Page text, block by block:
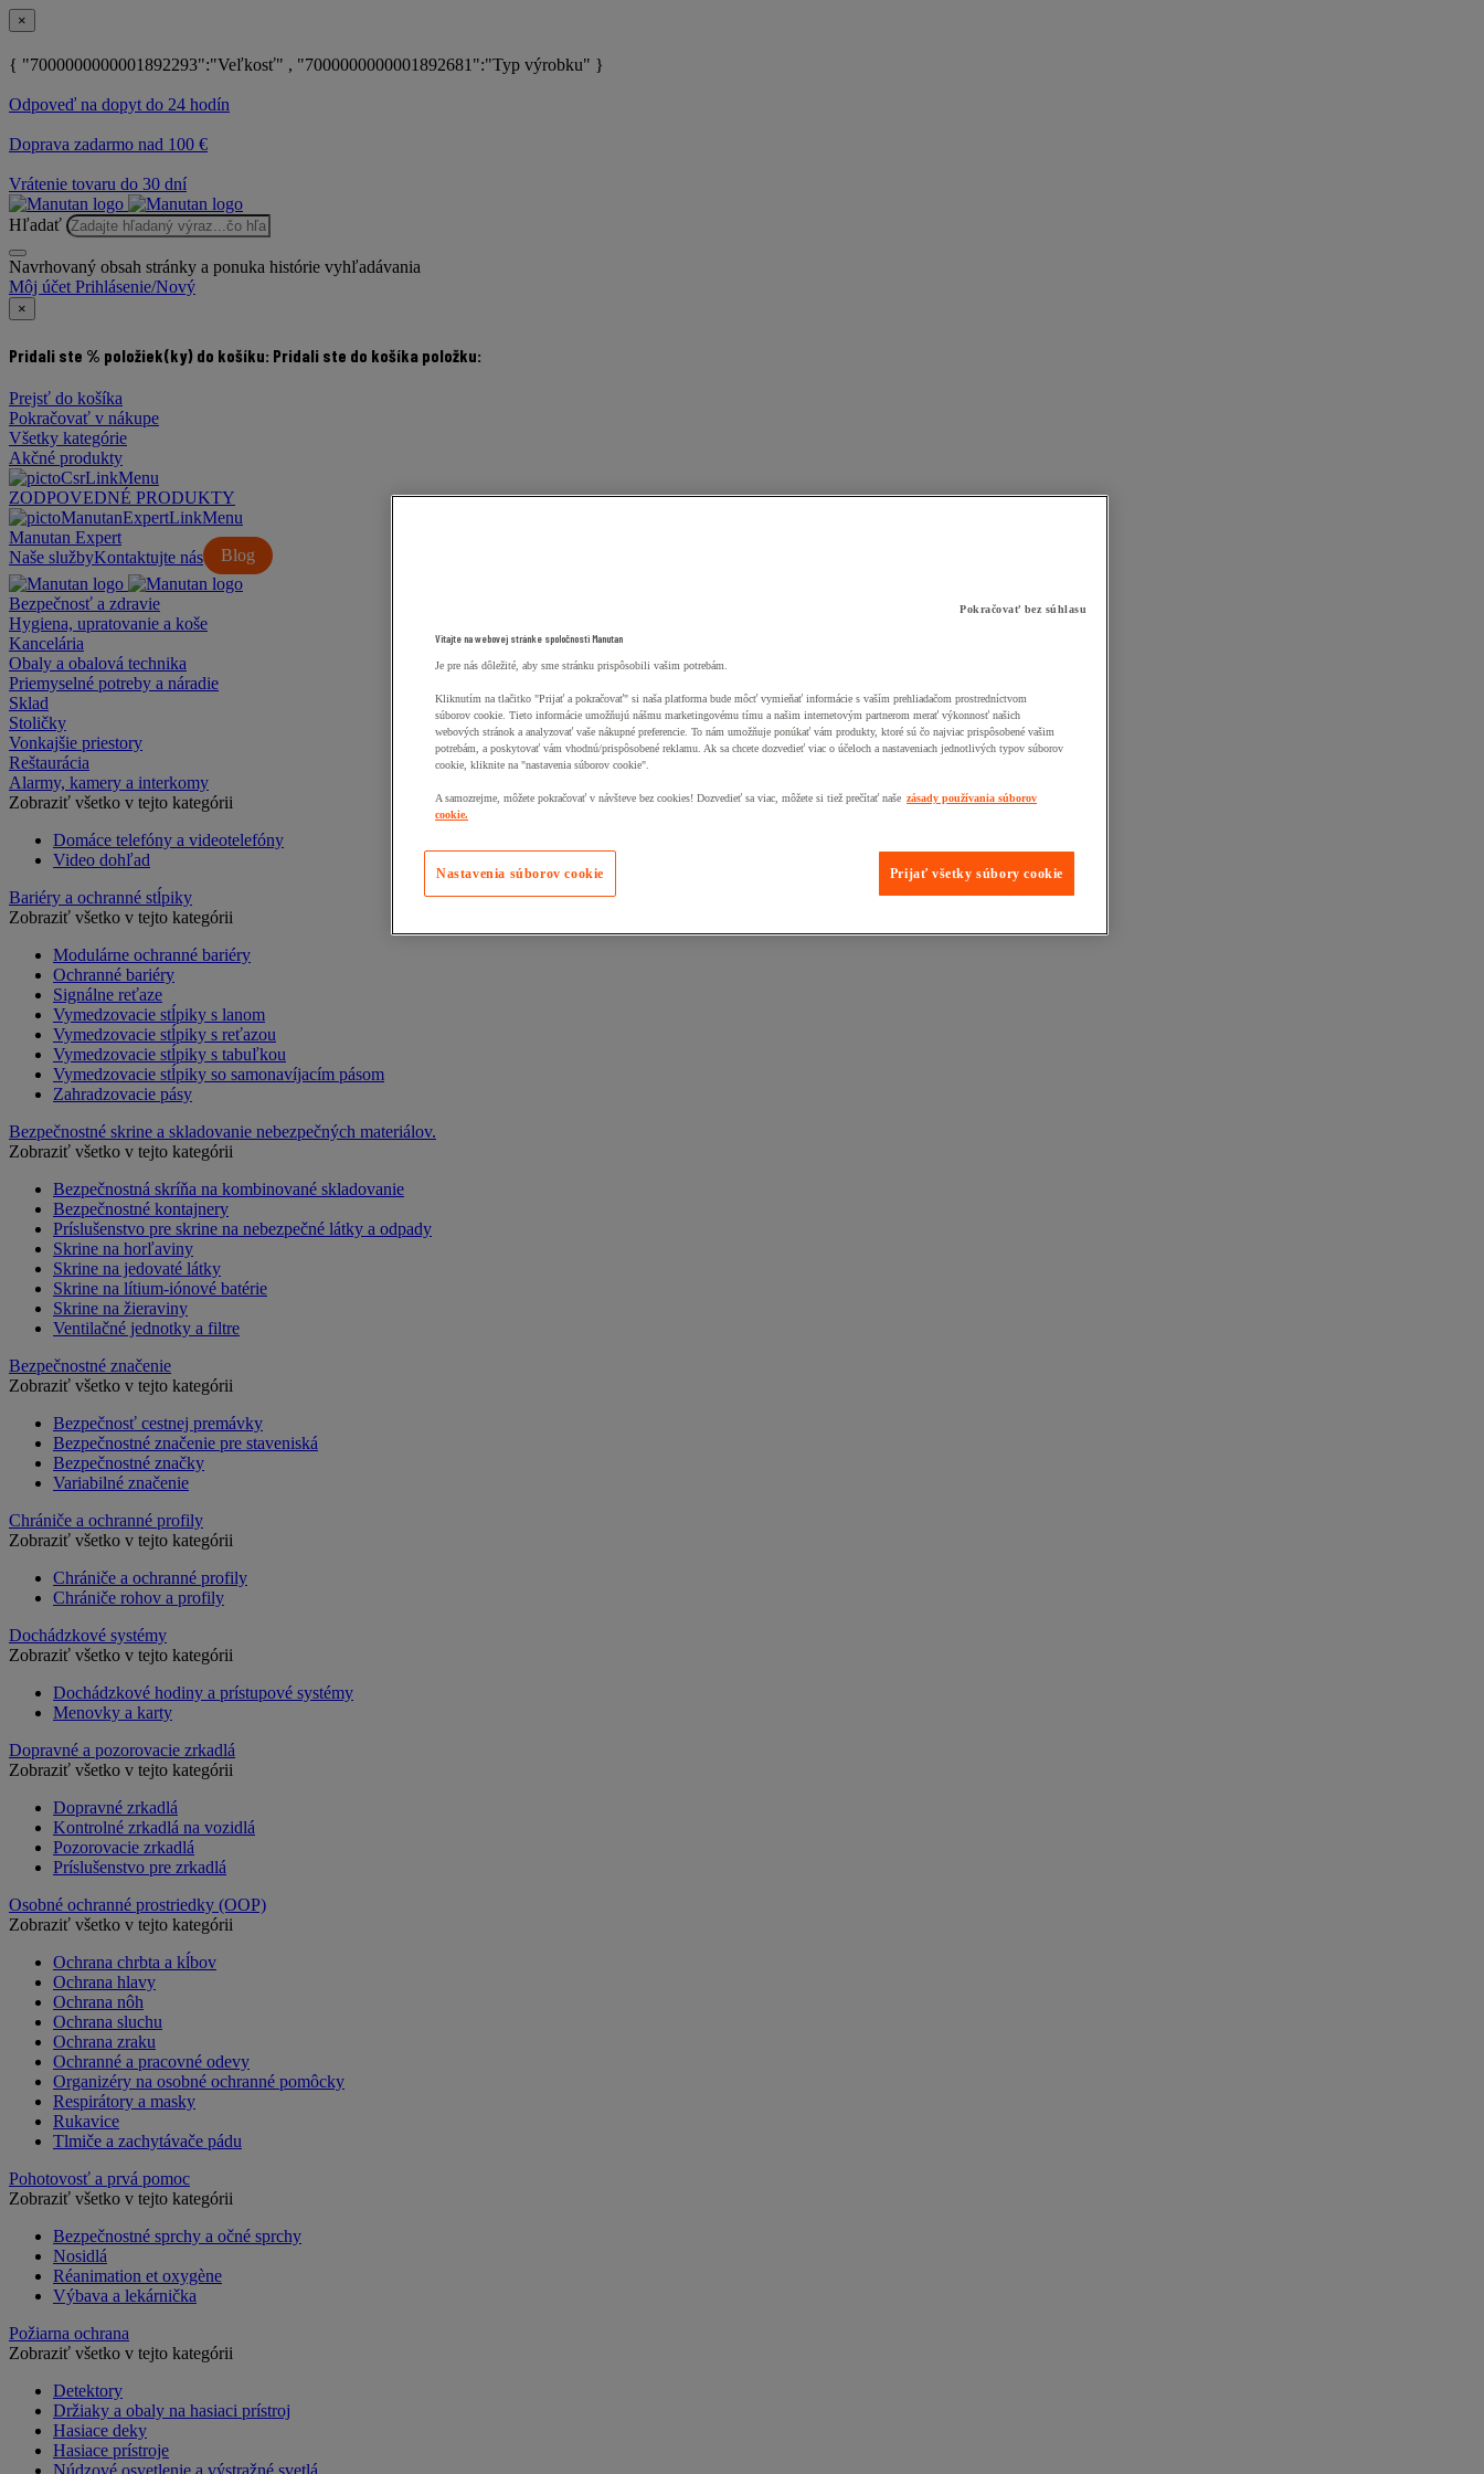
×
{ "7000000000001892293":"Veľkosť" , "7000000000001892681":"Typ výrobku" }
Odpoveď na dopyt do 24 hodín
Doprava zadarmo nad 100 €
Vrátenie tovaru do 30 dní
Hľadať
Navrhovaný obsah stránky a ponuka histórie vyhľadávania
Môj účet Prihlásenie/Nový
×
Pridali ste % položiek(ky) do košíku: Pridali ste do košíka položku:
Prejsť do košíka
Pokračovať v nákupe
Všetky kategórie
Akčné produkty
ZODPOVEDNÉ PRODUKTY
Manutan Expert
Naše služby
Blog
Kontaktujte nás
Bezpečnosť a zdravie
Hygiena, upratovanie a koše
Kancelária
Obaly a obalová technika
Priemyselné potreby a náradie
Sklad
Stoličky
Vonkajšie priestory
Reštaurácia
Alarmy, kamery a interkomy
Zobraziť všetko v tejto kategórii
Domáce telefóny a videotelefóny
Video dohľad
Bariéry a ochranné stĺpiky
Zobraziť všetko v tejto kategórii
Modulárne ochranné bariéry
Ochranné bariéry
Signálne reťaze
Vymedzovacie stĺpiky s lanom
Vymedzovacie stĺpiky s reťazou
Vymedzovacie stĺpiky s tabuľkou
Vymedzovacie stĺpiky so samonavíjacím pásom
Zahradzovacie pásy
Bezpečnostné skrine a skladovanie nebezpečných materiálov.
Zobraziť všetko v tejto kategórii
Bezpečnostná skríňa na kombinované skladovanie
Bezpečnostné kontajnery
Príslušenstvo pre skrine na nebezpečné látky a odpady
Skrine na horľaviny
Skrine na jedovaté látky
Skrine na lítium-iónové batérie
Skrine na žieraviny
Ventilačné jednotky a filtre
Bezpečnostné značenie
Zobraziť všetko v tejto kategórii
Bezpečnosť cestnej premávky
Bezpečnostné značenie pre staveniská
Bezpečnostné značky
Variabilné značenie
Chrániče a ochranné profily
Zobraziť všetko v tejto kategórii
Chrániče a ochranné profily
Chrániče rohov a profily
Dochádzkové systémy
Zobraziť všetko v tejto kategórii
Dochádzkové hodiny a prístupové systémy
Menovky a karty
Dopravné a pozorovacie zrkadlá
Zobraziť všetko v tejto kategórii
Dopravné zrkadlá
Kontrolné zrkadlá na vozidlá
Pozorovacie zrkadlá
Príslušenstvo pre zrkadlá
Osobné ochranné prostriedky (OOP)
Zobraziť všetko v tejto kategórii
Ochrana chrbta a kĺbov
Ochrana hlavy
Ochrana nôh
Ochrana sluchu
Ochrana zraku
Ochranné a pracovné odevy
Organizéry na osobné ochranné pomôcky
Respirátory a masky
Rukavice
Tlmiče a zachytávače pádu
Pohotovosť a prvá pomoc
Zobraziť všetko v tejto kategórii
Bezpečnostné sprchy a očné sprchy
Nosidlá
Réanimation et oxygène
Výbava a lekárnička
Požiarna ochrana
Zobraziť všetko v tejto kategórii
Detektory
Držiaky a obaly na hasiaci prístroj
Hasiace deky
Hasiace prístroje
Pokračovať bez súhlasu
Vitajte na webovej stránke spoločnosti Manutan
Je pre nás dôležité, aby sme stránku prispôsobili vašim potrebám.
Kliknutím na tlačitko "Prijať a pokračovať" si naša platforma bude môcť vymieňať informácie s vaším prehliadačom prostredníctvom
súborov cookie. Tieto informácie umožňujú nášmu marketingovému tímu a našim internetovým partnerom merať výkonnosť našich
webových stránok a analyzovať vaše nákupné preferencie. To nám umožňuje ponúkať vám produkty, ktoré sú čo najviac prispôsobené vašim
potrebám, a poskytovať vám vhodnú/prispôsobené reklamu. Ak sa chcete dozvedieť viac o účeloch a nastaveniach jednotlivých typov súborov
cookie, kliknite na "nastavenia súborov cookie".
A samozrejme, môžete pokračovať v návšteve bez cookies! Dozvedieť sa viac, môžete si tiež prečítať naše zásady používania súborov
cookie.
Prijať všetky súbory cookie
Nastavenia súborov cookie